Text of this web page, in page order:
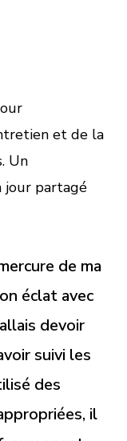
et de la
Un
jour partagé
de ma
éclat avec
devoir
suivi les
des
il